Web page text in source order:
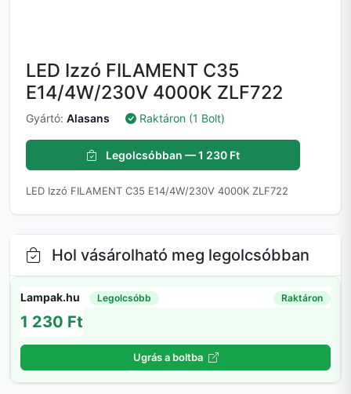
LED Izzó FILAMENT C35
E14/4W/230V 4000K ZLF722
Gyártó: Alasans Raktáron (1 Bolt)
Legolcsóbban — 1 230 Ft
LED Izzó FILAMENT C35 E14/4W/230V 4000K ZLF722
Hol vásárolható meg legolcsóbban
Lampak.hu Legolcsóbb Raktáron
1 230 Ft
Ugrás a boltba